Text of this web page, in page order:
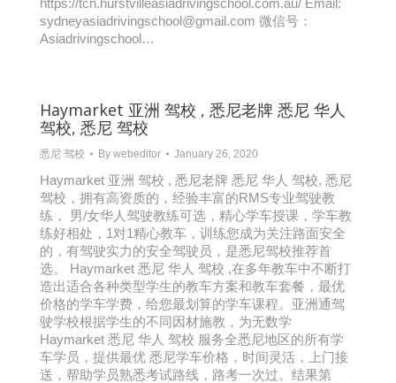
https://tcn.hurstvilleasiadrivingschool.com.au/ Email:
sydneyasiadrivingschool@gmail.com 微信号：
Asiadrivingschool…
Haymarket 亚洲 驾校 , 悉尼老牌 悉尼 华人
驾校, 悉尼 驾校
悉尼 驾校 By webeditor January 26, 2020
Haymarket 亚洲 驾校 , 悉尼老牌 悉尼 华人 驾校, 悉尼
驾校，拥有高资质的，经验丰富的RMS专业驾驶教
练， 男/女华人驾驶教练可选，精心学车授课，学车教
练好相处，1对1精心教车，训练您成为关注路面安全
的，有驾驶实力的安全驾驶员，是悉尼驾校推荐首
选。 Haymarket 悉尼 华人 驾校 ,在多年教车中不断打
造出适合各种类型学生的教车方案和教车套餐，最优
价格的学车学费，给您最划算的学车课程。亚洲通驾
驶学校根据学生的不同因材施教，为无数学
Haymarket 悉尼 华人 驾校 服务全悉尼地区的所有学
车学员，提供最优 悉尼学车价格，时间灵活，上门接
送，帮助学员熟悉考试路线，路考一次过。结果第